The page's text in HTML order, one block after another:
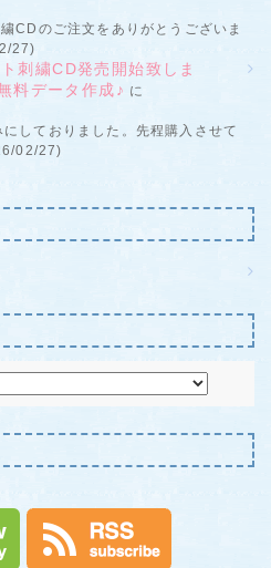
CDのご注文をありがとうございま
27)
繍CD発売開始致しま
料データ作成♪ に
しておりました。先程購入させて
02/27)